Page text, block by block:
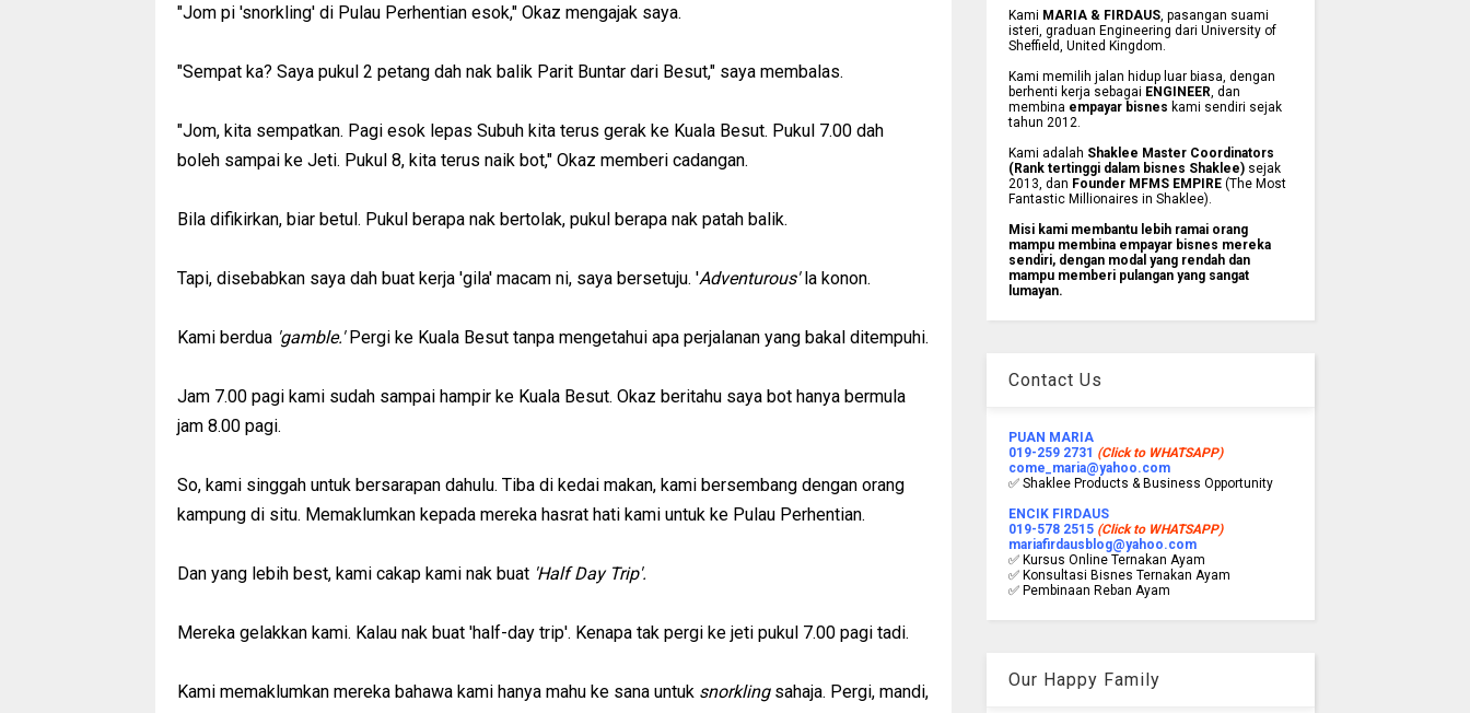
"Jom pi 'snorkling' di Pulau Perhentian esok," Okaz mengajak saya.
"Sempat ka? Saya pukul 2 petang dah nak balik Parit Buntar dari Besut," saya membalas.
"Jom, kita sempatkan. Pagi esok lepas Subuh kita terus gerak ke Kuala Besut. Pukul 7.00 dah
boleh sampai ke Jeti. Pukul 8, kita terus naik bot," Okaz memberi cadangan.
Bila difikirkan, biar betul. Pukul berapa nak bertolak, pukul berapa nak patah balik.
Tapi, disebabkan saya dah buat kerja 'gila' macam ni, saya bersetuju. 'Adventurous'la konon.
Kami berdua 'gamble.'Pergi ke Kuala Besut tanpa mengetahui apa perjalanan yang bakal ditempuhi.
Jam 7.00 pagi kami sudah sampai hampir ke Kuala Besut. Okaz beritahu saya bot hanya bermula
jam 8.00 pagi.
So, kami singgah untuk bersarapan dahulu. Tiba di kedai makan, kami bersembang dengan orang
kampung di situ. Memaklumkan kepada mereka hasrat hati kami untuk ke Pulau Perhentian.
Dan yang lebih best, kami cakap kami nak buat 'Half Day Trip'.
Mereka gelakkan kami. Kalau nak buat 'half-day trip'. Kenapa tak pergi ke jeti pukul 7.00 pagi tadi.
Kami memaklumkan mereka bahawa kami hanya mahu ke sana untuk snorklingsahaja. Pergi, mandi,
Kami MARIA & FIRDAUS, pasangan suami
isteri, graduan Engineering dari University of
Sheffield, United Kingdom.
Kami memilih jalan hidup luar biasa, dengan
berhenti kerja sebagai ENGINEER, dan
membina empayar bisnes kami sendiri sejak
tahun 2012.
Kami adalah Shaklee Master Coordinators
(Rank tertinggi dalam bisnes Shaklee)sejak
2013, dan Founder MFMS EMPIRE(The Most
Fantastic Millionaires in Shaklee).
Misi kami membantu lebih ramai orang
mampu membina empayar bisnes mereka
sendiri, dengan modal yang rendah dan
mampu memberi pulangan yang sangat
lumayan.
Contact Us
PUAN MARIA
019-259 2731 (Click to WHATSAPP)
come_maria@yahoo.com
✅ Shaklee Products & Business Opportunity
ENCIK FIRDAUS
019-578 2515 (Click to WHATSAPP)
mariafirdausblog@yahoo.com
✅ Kursus Online Ternakan Ayam
✅ Konsultasi Bisnes Ternakan Ayam
✅ Pembinaan Reban Ayam
Our Happy Family